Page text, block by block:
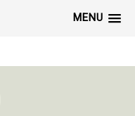
MENU